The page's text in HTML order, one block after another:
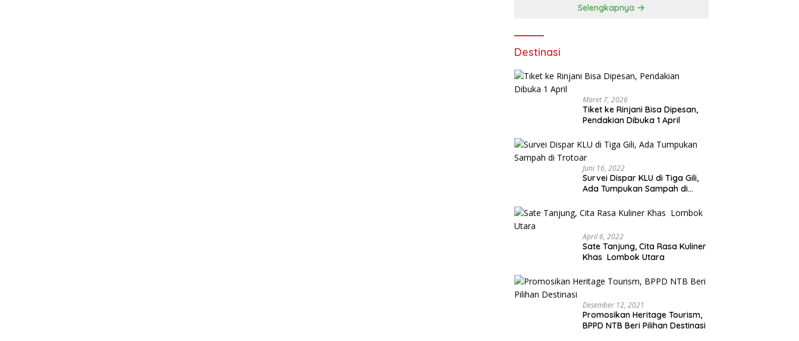
Selengkapnya
Destinasi
Maret 7, 2026
Tiket ke Rinjani Bisa Dipesan,
Pendakian Dibuka 1 April
Juni 16, 2022
Survei Dispar KLU di Tiga Gili,
Ada Tumpukan Sampah di
April 6, 2022
Sate Tanjung, Cita Rasa Kuliner
Khas Lombok Utara
Desember 12, 2021
Promosikan Heritage Tourism,
BPPD NTB Beri Pilihan Destinasi